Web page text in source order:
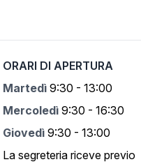
ORARI DI APERTURA
Martedì 9:30 - 13:00
Mercoledì 9:30 - 16:30
Giovedì 9:30 - 13:00
La segreteria riceve previo